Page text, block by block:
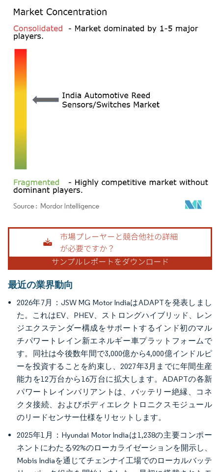
画像 © Mordor Intelligence。再利用にはCC BY 4.0の表示が必要です。
最近の業界動向
2026年7月：JSW MG Motor IndiaはADAPTを発表しまし
た。これはEV、PHEV、ストロングハイブリッド、レン
ジエクステンダー構成をサポートするインド初のマル
チパワートレイン新エネルギー車プラットフォームで
す。同社は今後数年間で3,000億から4,000億インドルピ
ーを投資することを約束し、2027年3月までに年間生産
能力を12万台から16万台に拡大します。ADAPTの各新
パワートレインバリアントは、バッテリー絶縁、コネ
クタ接続、およびボディエレクトロニクスモジュール
のリードセンサー仕様をリセットします。
2025年1月：Hyundai Motor Indiaは1,238の主要コンポー
ネントにわたる92%のローカライゼーションを開示し、
Mobis Indiaを通じてチェンナイ工場でのローカルバッテ